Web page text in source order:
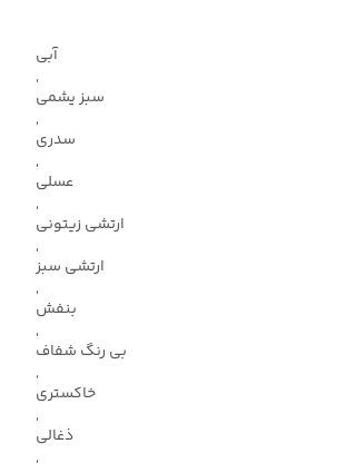
آبی
,
سبز یشمی
,
سدری
,
عسلی
,
ارتشی زیتونی
,
ارتشی سبز
,
بنفش
,
بی رنگ شفاف
,
خاکستری
,
ذغالی
,